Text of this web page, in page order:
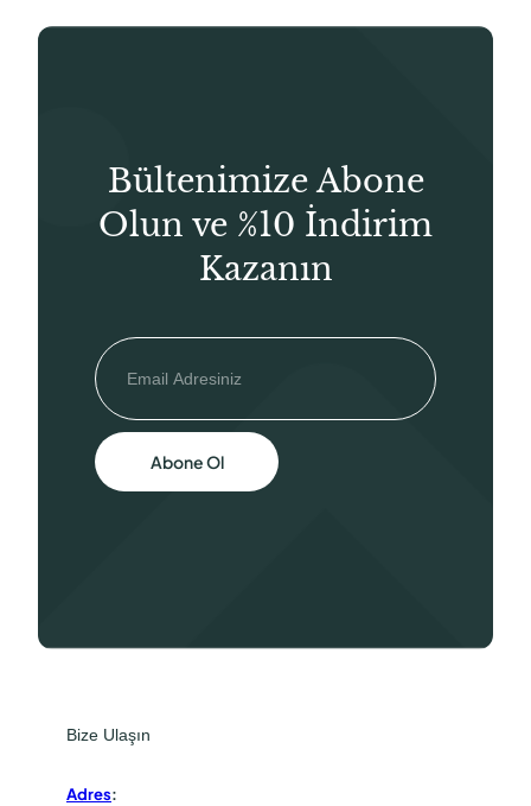
Bültenimize Abone
Olun ve %10 İndirim
Kazanın
Abone Ol
Bize Ulaşın
Adres: